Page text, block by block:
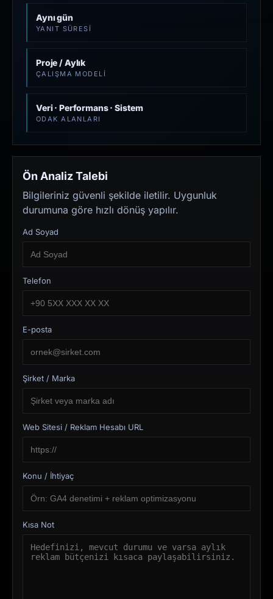
Aynı gün
YANIT SÜRESI
Proje / Aylık
ÇALIŞMA MODELI
Veri · Performans · Sistem
ODAK ALANLARI
Ön Analiz Talebi
Bilgileriniz güvenli şekilde iletilir. Uygunluk
durumuna göre hızlı dönüş yapılır.
Ad Soyad
Telefon
E-posta
Şirket / Marka
Web Sitesi / Reklam Hesabı URL
Konu / İhtiyaç
Kısa Not